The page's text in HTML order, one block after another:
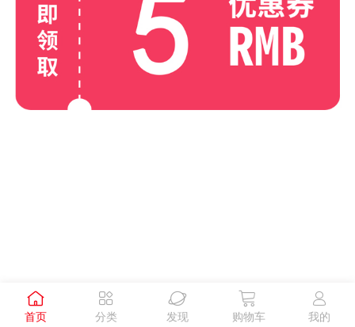

首页

分类

发现

购物车

我的